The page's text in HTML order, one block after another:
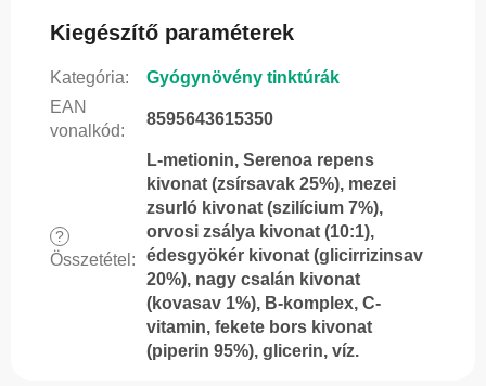
Kiegészítő paraméterek
Kategória:
Gyógynövény tinktúrák
EAN
vonalkód:
8595643615350
?
Összetétel :
L-metionin, Serenoa repens
kivonat (zsírsavak 25%), mezei
zsurló kivonat (szilícium 7%),
orvosi zsálya kivonat (10:1),
édesgyökér kivonat (glicirrizinsav
20%), nagy csalán kivonat
(kovasav 1%), B-komplex, C-
vitamin, fekete bors kivonat
(piperin 95%), glicerin, víz.